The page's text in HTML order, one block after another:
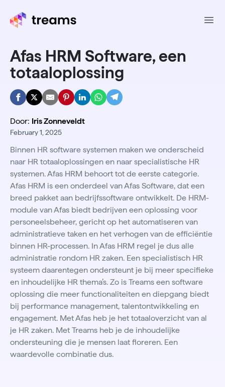
Afas HRM Software, een
totaaloplossing
Door: Iris Zonneveldt
February 1, 2025
Binnen HR software systemen maken we onderscheid
naar HR totaaloplossingen en naar specialistische HR
systemen. Afas HRM behoort tot de eerste categorie.
Afas HRM is een onderdeel van Afas Software, dat een
breed pakket aan bedrijfssoftware ontwikkelt. De HRM-
module van Afas biedt bedrijven een oplossing voor
personeelsbeheer, gericht op het automatiseren van
administratieve taken en het verhogen van de efficiëntie
binnen HR-processen. In Afas HRM regel je dus alle
administratie rondom HR zaken. Een specialistisch HR
systeem daarentegen ondersteunt je bij meer specifieke
en inhoudelijke HR thema’s. Zo is Treams een software
oplossing die meer functionaliteiten en diepgang biedt
bij performance management, talentontwikkeling en
engagement. Met Afas heb je het totaaloverzicht van al
je HR zaken. Met Treams heb je de inhoudelijke
ondersteuning die je mensen laat floreren. Een
waardevolle combinatie dus.